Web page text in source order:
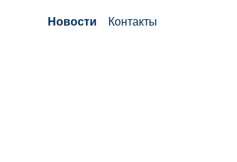
Новости Контакты